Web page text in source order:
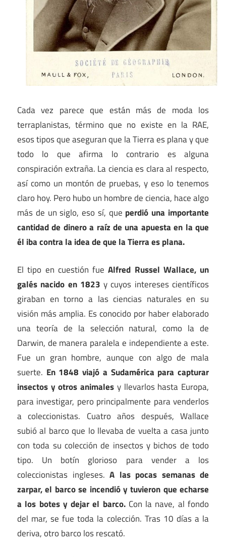
Cada vez parece que están más de moda los
terraplanistas, término que no existe en la RAE,
esos tipos que aseguran que la Tierra es plana y que
todo lo que afirma lo contrario es alguna
conspiración extraña. La ciencia es clara al respecto,
así como un montón de pruebas, y eso lo tenemos
claro hoy. Pero hubo un hombre de ciencia, hace algo
más de un siglo, eso sí, que perdió una importante
cantidad de dinero a raíz de una apuesta en la que
él iba contra la idea de que la Tierra es plana.
El tipo en cuestión fueAlfred Russel Wallace, un
galés nacido en 1823 y cuyos intereses científicos
giraban en torno a las ciencias naturales en su
visión más amplia. Es conocido por haber elaborado
una teoría de la selección natural, como la de
Darwin, de manera paralela e independiente a este.
Fue un gran hombre, aunque con algo de mala
suerte. En 1848 viajó a Sudamérica para capturar
insectos y otros animales y llevarlos hasta Europa,
para investigar, pero principalmente para venderlos
a coleccionistas. Cuatro años después, Wallace
subió al barco que lo llevaba de vuelta a casa junto
con toda su colección de insectos y bichos de todo
tipo. Un botín glorioso para vender a los
coleccionistas ingleses. A las pocas semanas de
zarpar, el barco se incendió y tuvieron que echarse
a los botes y dejar el barco.Con la nave, al fondo
del mar, se fue toda la colección. Tras 10 días a la
deriva, otro barco los rescató.